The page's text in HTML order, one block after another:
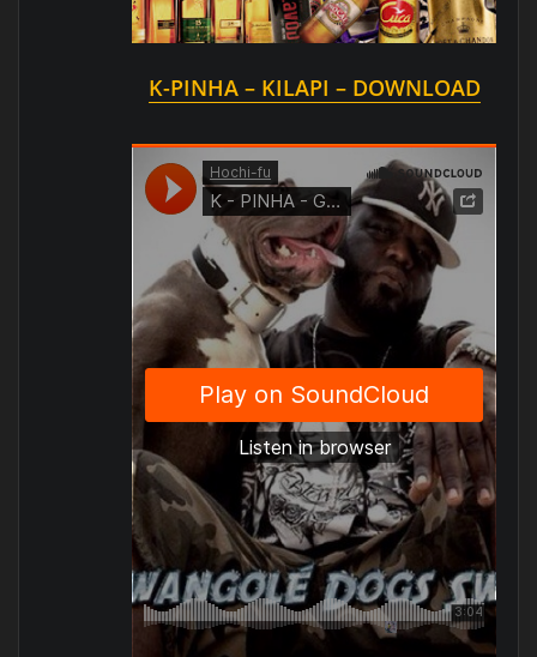
K-PINHA – KILAPI – DOWNLOAD